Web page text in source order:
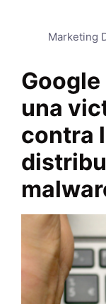
Marketing
una
contra